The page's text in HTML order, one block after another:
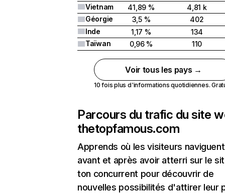
Vietnam
41,89 %
4,81 k
Géorgie
3,5 %
402
Inde
1,17 %
134
Taïwan
0,96 % 110
Voir tous les pays →
10 fois plus d'informations quotidiennes.
Parcours du trafic du site
thetopfamous.com
Apprends où les visiteurs naviguent
avant et après avoir atterri sur le
ton concurrent pour découvrir de
nouvelles possibilités d'attirer leur